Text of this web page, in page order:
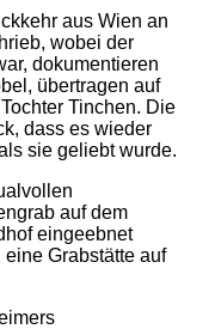
aus Wien an
wobei der
dokumentieren
übertragen auf
Tinchen. Die
dass es wieder
sie geliebt wurde.
auf dem
eingeebnet
Grabstätte auf